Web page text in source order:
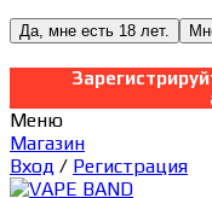
Да, мне есть 18 лет.
Меню
Магазин
Вход / Регистрация